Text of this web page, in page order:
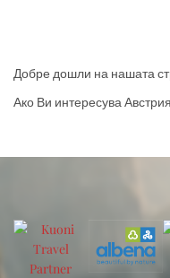
Добре дошли на нашата
Ако Ви интересува